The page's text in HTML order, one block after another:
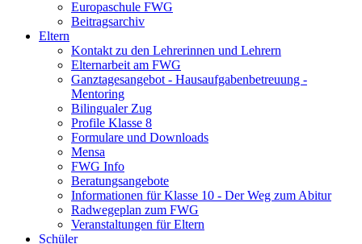
Europaschule FWG
Beitragsarchiv
Eltern
Kontakt zu den Lehrerinnen und Lehrern
Elternarbeit am FWG
Ganztagesangebot - Hausaufgabenbetreuung -
Mentoring
Bilingualer Zug
Profile Klasse 8
Formulare und Downloads
Mensa
FWG Info
Beratungsangebote
Informationen für Klasse 10 - Der Weg zum Abitur
Radwegeplan zum FWG
Veranstaltungen für Eltern
Schüler